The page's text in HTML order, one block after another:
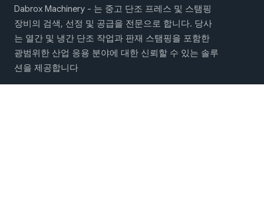
Dabrox Machinery - 는 중고 단조 프레스 및 스탬핑
장비의 검색, 선정 및 공급을 전문으로 합니다. 당사
는 열간 및 냉간 단조 작업과 판재 스탬핑을 포함한
광범위한 산업 응용 분야에 대한 신뢰할 수 있는 솔루
션을 제공합니다